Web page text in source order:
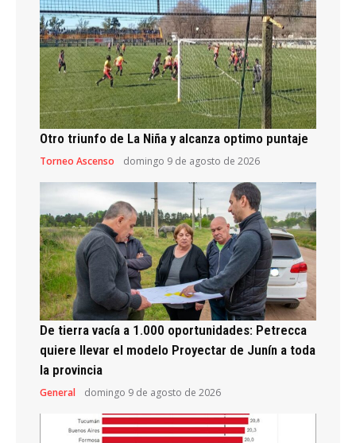
Otro triunfo de La Niña y alcanza optimo puntaje
Torneo Ascenso domingo 9 de agosto de 2026
De tierra vacía a 1.000 oportunidades: Petrecca
quiere llevar el modelo Proyectar de Junín a toda
la provincia
General domingo 9 de agosto de 2026